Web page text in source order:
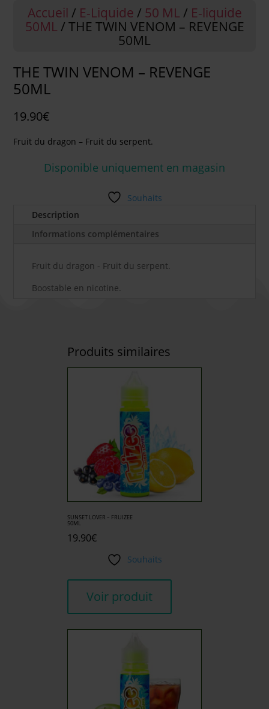
Accueil / E-Liquide / 50 ML / E-liquide
50ML / THE TWIN VENOM – REVENGE
50ML
THE TWIN VENOM – REVENGE
50ML
19.90€
Fruit du dragon – Fruit du serpent.
Disponible uniquement en magasin
Souhaits
Description
Informations complémentaires
Fruit du dragon - Fruit du serpent.
Boostable en nicotine.
Produits similaires
SUNSET LOVER – FRUIZEE
50ML
19.90€
Souhaits
Voir produit